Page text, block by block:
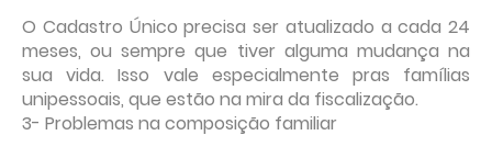
O Cadastro Único precisa ser atualizado a cada 24
meses, ou sempre que tiver alguma mudança na
sua vida. Isso vale especialmente pras famílias
unipessoais, que estão na mira da fiscalização.
3- Problemas na composição familiar